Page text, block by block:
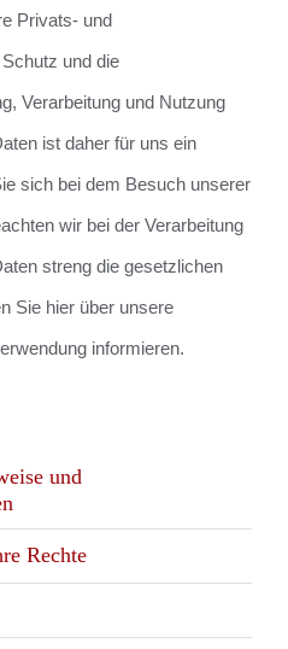
Privats- und
und die
Verarbeitung und Nutzung
ist daher für uns ein
sich bei dem Besuch unserer
wir bei der Verarbeitung
streng die gesetzlichen
Sie hier über unsere
informieren.
und
Rechte